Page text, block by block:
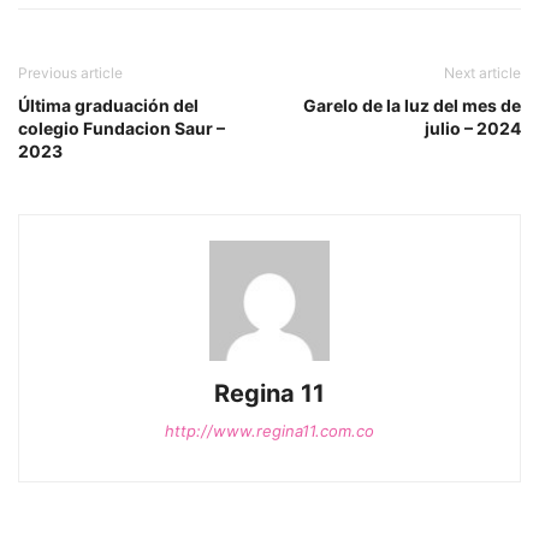
Previous article
Última graduación del
colegio Fundacion Saur –
2023
Next article
Garelo de la luz del mes de
julio – 2024
Regina 11
http://www.regina11.com.co